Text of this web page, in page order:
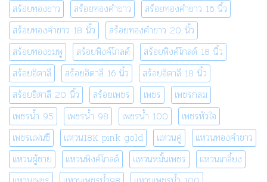
สร้อยทองขาว
สร้อยทองคำขาว
สร้อยทองคำขาว 16 นิ้ว
สร้อยทองคำขาว 18 นิ้ว
สร้อยทองคำขาว 20 นิ้ว
สร้อยทองชมพู
สร้อยพิงค์โกลด์
สร้อยพิงค์โกลด์ 18 นิ้ว
สร้อยอิตาลี
สร้อยอิตาลี 16 นิ้ว
สร้อยอิตาลี 18 นิ้ว
สร้อยอิตาลี 20 นิ้ว
สร้อยเพชร เพชร
เพชรกลม
เพชรน้ำ 95
เพชรน้ำ 98 เพชรน้ำ 100
เพชรหัวใจ
เพชรแฟนซี
แหวน18K pink gold แหวนคู่
แหวนทองคำขาว
แหวนผู้ชาย
แหวนพิงค์โกลด์ แหวนหมั้นเพชร
แหวนเกลี้ยง